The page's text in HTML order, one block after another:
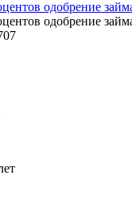
одобрение
одобрение